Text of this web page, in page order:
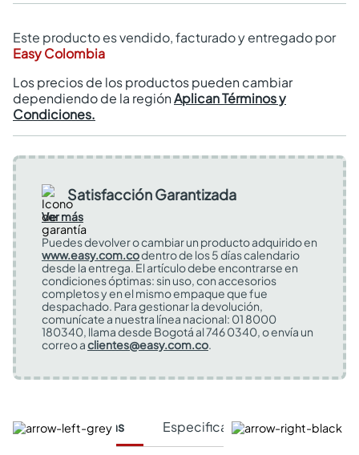
Este producto es vendido, facturado y entregado por
Easy Colombia
Los precios de los productos pueden cambiar
dependiendo de la regiónAplican Términos y
Condiciones.
Satisfacción Garantizada
Ver más
Puedes devolver o cambiar un producto adquirido en
www.easy.com.codentro de los 5 días calendario
desde la entrega. El artículo debe encontrarse en
condiciones óptimas: sin uso, con accesorios
completos y en el mismo empaque que fue
despachado. Para gestionar la devolución,
comunícate a nuestra línea nacional: 01 8000
180340, llama desde Bogotá al 746 0340, o envía un
correo aclientes@easy.com.co.
Características Especificaciones Técnicas